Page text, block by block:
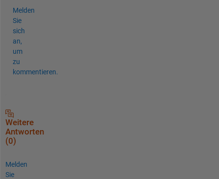
Melden
Sie
sich
an,
um
zu
kommentieren.
Weitere
Antworten
(0)
Melden
Sie